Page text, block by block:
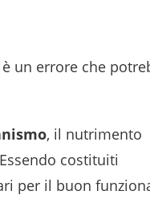
un errore che
, il nutrimento
costituiti
per il buon